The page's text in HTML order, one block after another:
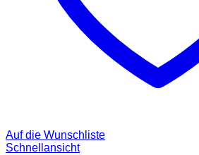
Auf die Wunschliste
Schnellansicht